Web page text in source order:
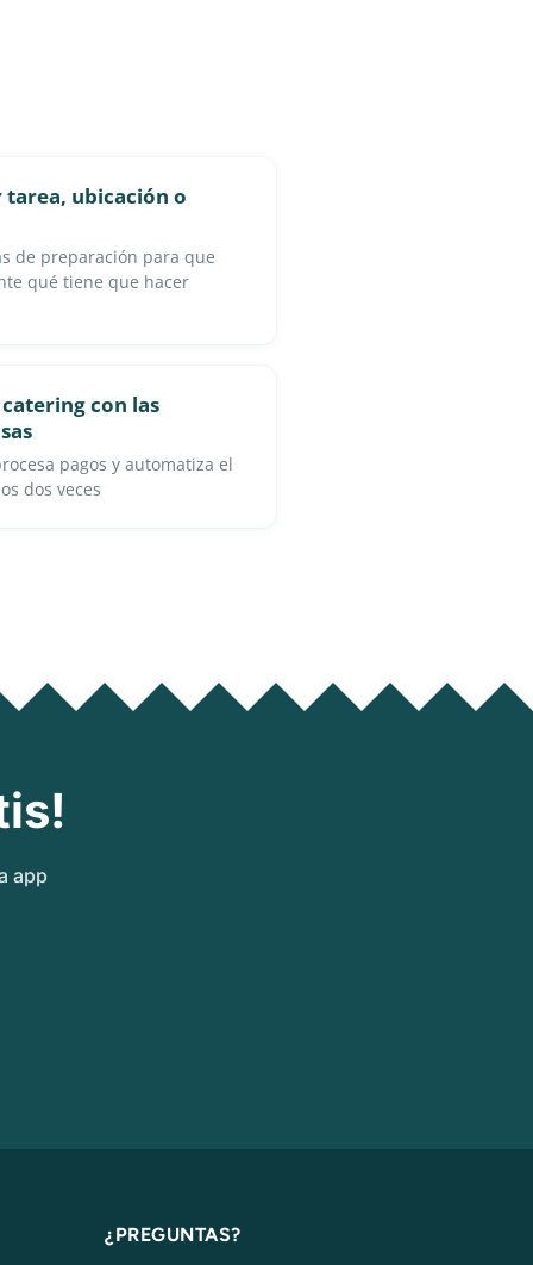
ubicación o
de preparación para que
qué tiene que hacer
con las
pagos y automatiza el
dos veces
app
¿PREGUNTAS?